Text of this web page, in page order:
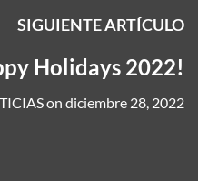
SIGUIENTE ARTÍCULO
Holidays 2022!
on diciembre 28, 2022